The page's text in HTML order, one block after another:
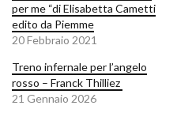
per me “di Elisabetta Cametti
edito da Piemme
20 Febbraio 2021
Treno infernale per l’angelo
rosso – Franck Thilliez
21 Gennaio 2026